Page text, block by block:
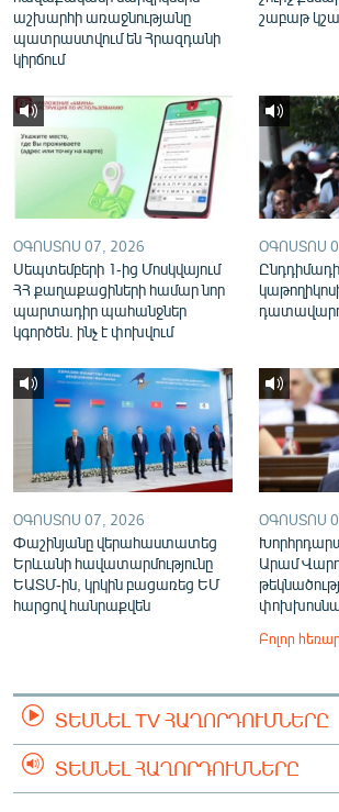
«Ազատության» բոլոր կայքերը
աշխարհի առաջնությանը
պատրաստվում են Հրազդանի
կիրճում
շաբաթ
ՕԳՈՍՏՈՍ 07, 2026
Սեպտեմբերի 1-ից Մոսկվայում
ՀՀ քաղաքացիների համար նոր
պարտադիր պահանջներ
կգործեն. ինչ է փոխվում
ՕԳՈՍՏՈՍ
ՕԳՈՍՏՈՍ 07, 2026
Փաշինյանը վերահաստատեց
Երևանի հավատարմությունը
ԵԱՏՄ-ին, կրկին բացառեց ԵՄ
հարցով հանրաքվեն
ՕԳՈՍՏՈՍ
Արամ
Բոլոր
ՏԵՍՆԵԼ TV ՀԱՂՈՐԴՈՒՄՆԵՐԸ
ՏԵՍՆԵԼ ՀԱՂՈՐԴՈՒՄՆԵՐԸ